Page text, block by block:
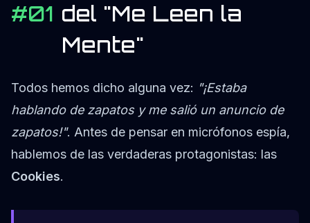
#01 del "Me Leen la
Mente"
Todos hemos dicho alguna vez: "¡Estaba
hablando de zapatos y me salió un anuncio de
zapatos!". Antes de pensar en micrófonos espía,
hablemos de las verdaderas protagonistas: las
Cookies.